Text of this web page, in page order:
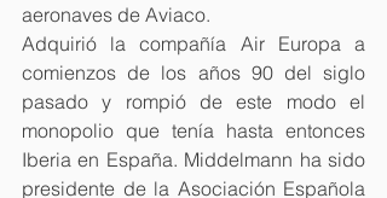
aeronaves de Aviaco.
Adquirió la compañía Air Europa a
comienzos de los años 90 del siglo
pasado y rompió de este modo el
monopolio que tenía hasta entonces
Iberia en España. Middelmann ha sido
presidente de la Asociación Española